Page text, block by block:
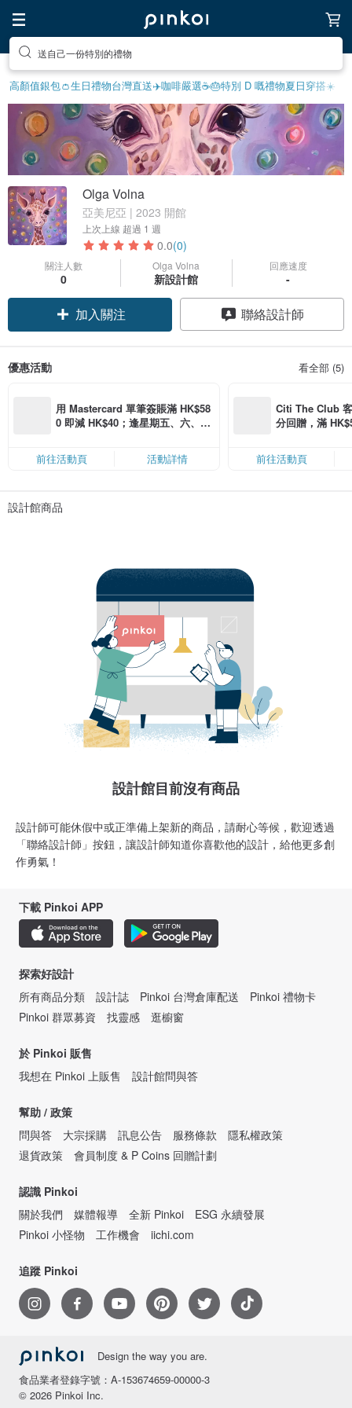
送自己一份特別的禮物
高顏值銀包👛生日禮物台灣直送✈️咖啡嚴選☕️🎂特別 D 嘅禮物夏日穿搭☀️
Olga Volna
亞美尼亞 | 2023 開館
上次上線 超過 1 週
0.0(0)
關注人數
0
Olga Volna
新設計館
回應速度
-
加入關注 聯絡設計師
優惠活動 看全部 (5)
用 Mastercard 單筆簽賬滿 HK$58
0 即減 HK$40；逢星期五、六、日
限，額滿即止，僅限「常用信用
卡」結帳）
前往活動頁 活動詳情
Citi The Club
分回贈，滿
前往活動頁
設計館商品
設計館目前沒有商品
設計師可能休假中或正準備上架新的商品，請耐心等候，歡迎透過
「聯絡設計師」按鈕，讓設計師知道你喜歡他的設計，給他更多創
作勇氣！
下載 Pinkoi APP
探索好設計
所有商品分類
設計誌 Pinkoi 台灣倉庫配送
Pinkoi 禮物卡
Pinkoi 群眾募資
找靈感 逛櫥窗
於 Pinkoi 販售
我想在 Pinkoi 上販售
設計館問與答
幫助 / 政策
問與答
大宗採購 訊息公告 服務條款
隱私權政策
退貨政策
會員制度 & P Coins 回贈計劃
認識 Pinkoi
關於我們
媒體報導 全新 Pinkoi
ESG 永續發展
Pinkoi 小怪物
工作機會 iichi.com
追蹤 Pinkoi
Design the way you are.
食品業者登錄字號：A-153674659-00000-3
© 2026 Pinkoi Inc.